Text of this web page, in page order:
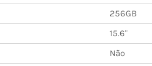
256GB
15.6"
Não